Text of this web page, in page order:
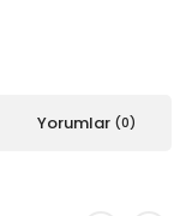
Yorumlar (0)